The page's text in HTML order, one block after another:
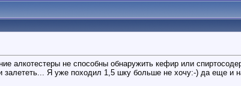
алкотестеры не способны обнаружить кефир или
залететь... Я уже походил 1,5 шку больше не хочу:-) да еще и